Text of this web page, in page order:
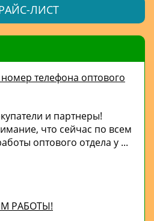
ЛИСТ
телефона оптового
и партнеры!
что сейчас по всем
оптового отдела у ...
РАБОТЫ!